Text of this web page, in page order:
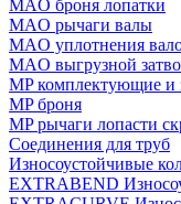
MAO броня лопатки
MAO рычаги валы
MAO уплотнения
MAO выгрузной
MP комплектующие и
MP броня
MP рычаги лопасти
Соединения для труб
Износоустойчивые
EXTRABEND